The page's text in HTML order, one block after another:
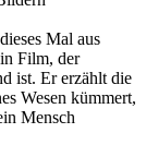
Mal aus
Film, der
ist. Er erzählt die
Wesen kümmert,
Mensch